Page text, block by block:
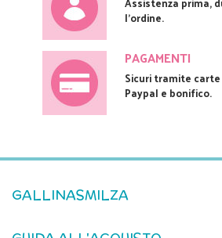
l'ordine.
PAGAMENTI
Sicuri tramite
Paypal e bonifico.
GALLINASMILZA